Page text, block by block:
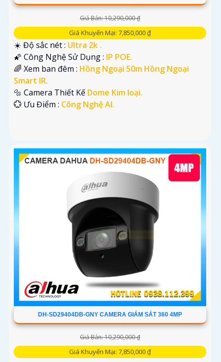
Giá Bán: 10,290,000 ₫
Giá Khuyến Mại: 7,850,000 ₫
☀️ Độ sắc nét : Ultra 2k .
🌠 Công Nghệ Sử Dụng : IP POE.
🌈 Xem ban đêm : Hồng Ngoại 50m Hồng Ngoại
Smart IR.
🔩 Camera Thiết Kế Dome Kim loại.
️💮 Ưu Điểm : Công Nghệ AI.
DH-SD29404DB-GNY CAMERA GIÁM SÁT 360 4MP
Giá Bán: 10,290,000 ₫
Giá Khuyến Mại: 7,850,000 ₫